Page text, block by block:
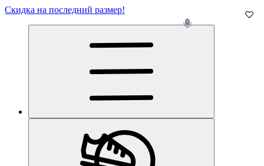
Скидка на последний размер!